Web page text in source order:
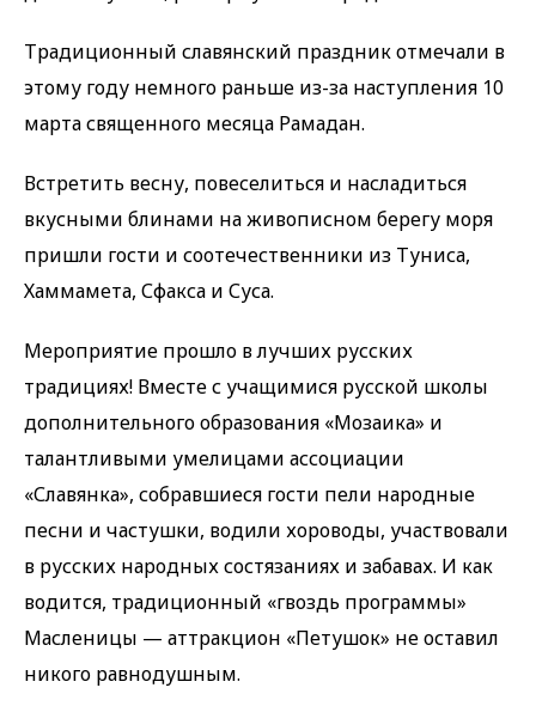
Традиционный славянский праздник отмечали в
этому году немного раньше из-за наступления 10
марта священного месяца Рамадан.
Встретить весну, повеселиться и насладиться
вкусными блинами на живописном берегу моря
пришли гости и соотечественники из Туниса,
Хаммамета, Сфакса и Суса.
Мероприятие прошло в лучших русских
традициях! Вместе с учащимися русской школы
дополнительного образования «Мозаика» и
талантливыми умелицами ассоциации
«Славянка», собравшиеся гости пели народные
песни и частушки, водили хороводы, участвовали
в русских народных состязаниях и забавах. И как
водится, традиционный «гвоздь программы»
Масленицы — аттракцион «Петушок» не оставил
никого равнодушным.